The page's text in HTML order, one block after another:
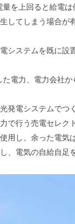
を上回ると給電
してしまう場合が
システムを既に設
電力、電力会社
発電システムでつ
で行う売電セレク
用し、余った電気
、電気の自給自